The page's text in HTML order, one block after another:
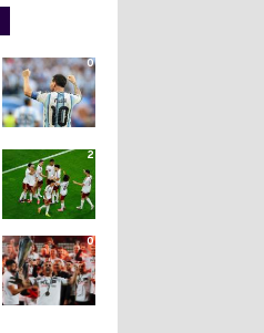
0
2
0